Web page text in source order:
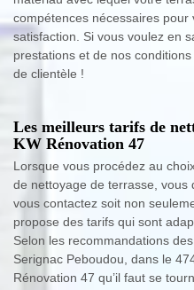
compétences nécessaires
satisfaction. Si vous voulez en
prestations et de nos
de clientèle !
Les meilleurs tarifs de
KW Rénovation 47
Lorsque vous procédez au
de nettoyage de terrasse, vous
vous contactez soit non
propose des tarifs qui sont
Selon les recommandations
Serignac Peboudou, dans le
Rénovation 47 qu’il faut se